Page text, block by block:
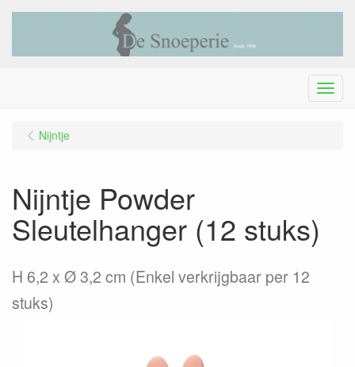
Menu
Nijntje
Nijntje Powder
Sleutelhanger (12 stuks)
H 6,2 x Ø 3,2 cm (Enkel verkrijgbaar per 12
stuks)